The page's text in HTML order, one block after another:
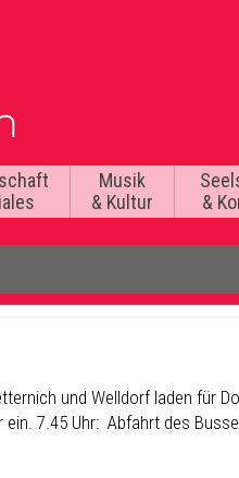
Musik
& Kultur
&
und Welldorf laden für
7.45 Uhr: Abfahrt des